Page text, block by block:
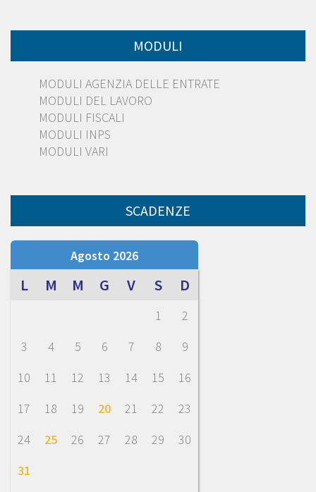
MODULI
MODULI AGENZIA DELLE ENTRATE
MODULI DEL LAVORO
MODULI FISCALI
MODULI INPS
MODULI VARI
SCADENZE
Agosto 2026
L M M G V S D
1
2
3
4 5 6 7 8
9
10
11 12 13 14 15
16
17
18 19 20 21 22
23
24
25 26 27 28 29
30
31